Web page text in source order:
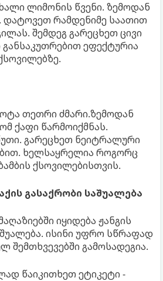
ლიმონის წვენი. ზემოდან
რამდენიმე საათით
შემდეგ გარეცხეთ ცივი
ეფექტურია
თეთრი ძმარი.ზემოდან
ქაფი წარმოიქმნას.
გარეცხეთ ნეიტრალური
ხელსაყრელია როგორც
ქსოვილებისთვის.
გასაქრობი საშუალება
იყიდება ჟანგის
ისინი უფრო სწრაფად
შემთხვევებში გამოსადეგია.
წაიკითხეთ ეტიკეტი -